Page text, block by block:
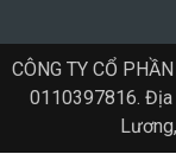
CÔNG TY CỔ
0110397816. Địa